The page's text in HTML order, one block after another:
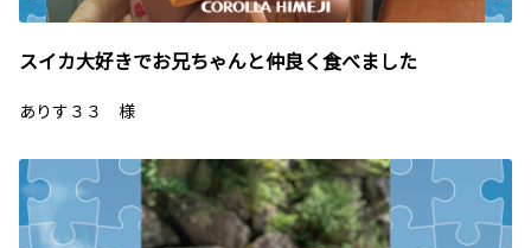
スイカ大好きでお兄ちゃんと仲良く食べました
ありす３３ 様